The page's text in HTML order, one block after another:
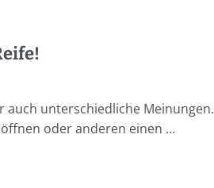
auch unterschiedliche Meinungen.
oder anderen einen …